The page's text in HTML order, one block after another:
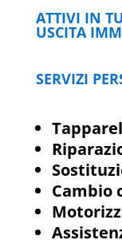
ATTIVI IN
USCITA
SERVIZI
Cambio